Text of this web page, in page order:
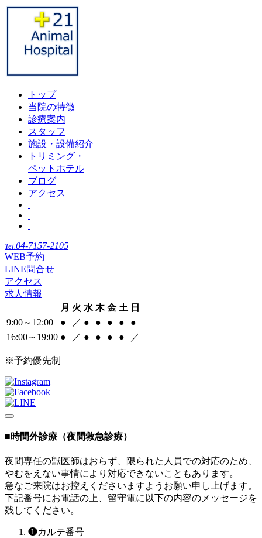
トップ
当院の特徴
診療案内
スタッフ
施設・設備紹介
トリミング・
ペットホテル
ブログ
アクセス
Tel. 04-7157-2105
WEB予約
LINE問合せ
アクセス
求人情報
月 火 水 木 金 土 日
9:00～12:00
● ／ ● ● ● ●
●
16:00～19:00 ● ／ ● ● ● ● ／
※予約優先制
■時間外診療（夜間救急診療）
夜間専任の獣医師はおらず、限られた人員での対応のため、
やむをえない事情により対応できないこともあります。
急なご来院はお控えくださいますようお願い申し上げます。
下記番号にお電話の上、留守電に以下の内容のメッセージを
残してください。
❶カルテ番号